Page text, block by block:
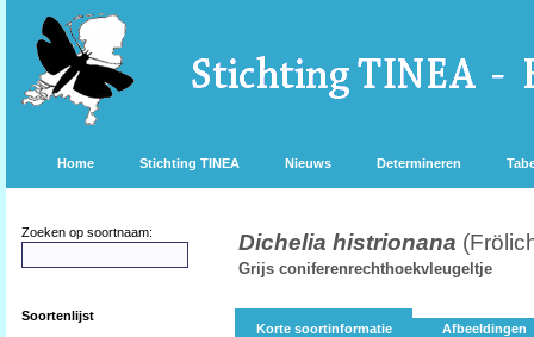
Home Stichting TINEA Nieuws Determineren
Zoeken op soortnaam:
Soortenlijst
Dichelia histrionana
Grijs coniferenrechthoekvleugeltje
Korte soortinformatie Afbeeldingen